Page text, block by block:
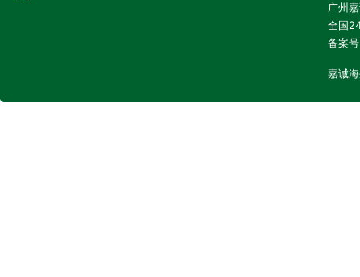
广州
全国
备案
嘉诚